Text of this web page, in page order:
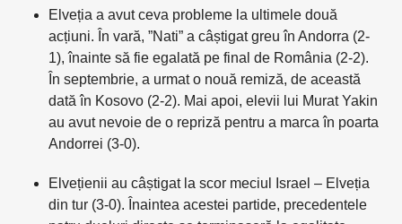
Elveția a avut ceva probleme la ultimele două
acțiuni. În vară, ”Nati” a câștigat greu în Andorra (2-
1), înainte să fie egalată pe final de România (2-2).
În septembrie, a urmat o nouă remiză, de această
dată în Kosovo (2-2). Mai apoi, elevii lui Murat Yakin
au avut nevoie de o repriză pentru a marca în poarta
Andorrei (3-0).
Elvețienii au câștigat la scor meciul Israel – Elveția
din tur (3-0). Înaintea acestei partide, precedentele